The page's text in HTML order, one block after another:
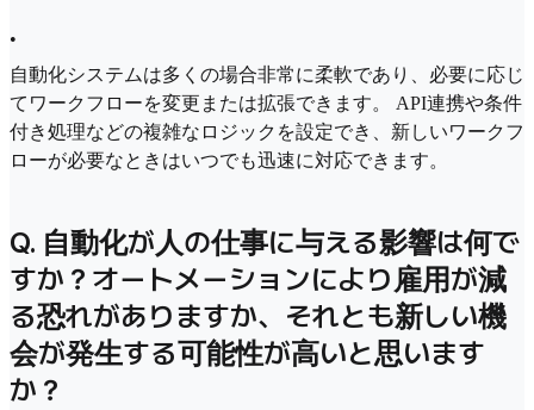
•
自動化システムは多くの場合非常に柔軟であり、必要に応じ
てワークフローを変更または拡張できます。 API連携や条件
付き処理などの複雑なロジックを設定でき、新しいワークフ
ローが必要なときはいつでも迅速に対応できます。
Q. 自動化が人の仕事に与える影響は何で
すか？オートメーションにより雇用が減
る恐れがありますか、それとも新しい機
会が発生する可能性が高いと思います
か？